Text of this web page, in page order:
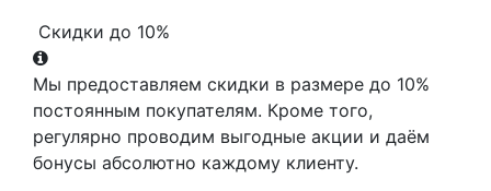
Скидки до 10%
Мы предоставляем скидки в размере до 10%
постоянным покупателям. Кроме того,
регулярно проводим выгодные акции и даём
бонусы абсолютно каждому клиенту.